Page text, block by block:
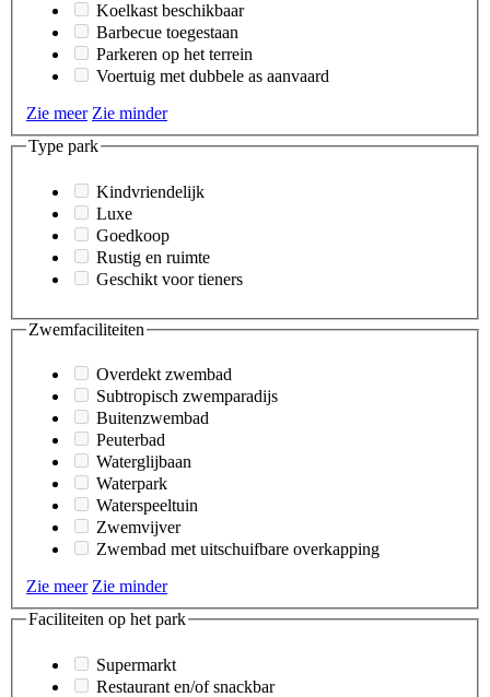
Koelkast beschikbaar
Barbecue toegestaan
Parkeren op het terrein
Voertuig met dubbele as aanvaard
Zie meer Zie minder
Type park
Kindvriendelijk
Luxe
Goedkoop
Rustig en ruimte
Geschikt voor tieners
Zwemfaciliteiten
Overdekt zwembad
Subtropisch zwemparadijs
Buitenzwembad
Peuterbad
Waterglijbaan
Waterpark
Waterspeeltuin
Zwemvijver
Zwembad met uitschuifbare overkapping
Zie meer Zie minder
Faciliteiten op het park
Supermarkt
Restaurant en/of snackbar